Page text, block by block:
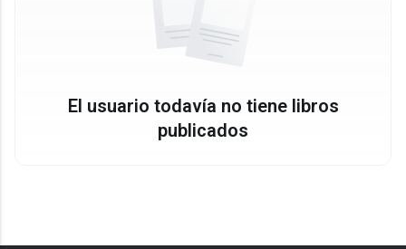
El usuario todavía no tiene libros
publicados